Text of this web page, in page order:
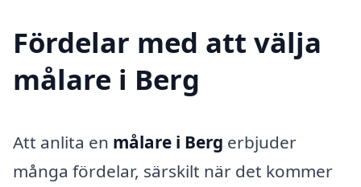
Fördelar med att välja
målare i Berg
Att anlita en målare i Berg erbjuder
många fördelar, särskilt när det kommer